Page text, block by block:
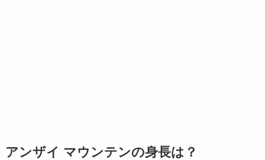
アンザイ マウンテンの身長は？